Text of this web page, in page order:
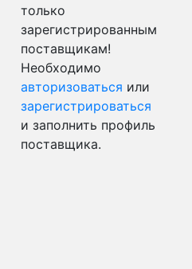
только
зарегистрированным
поставщикам!
Необходимо
авторизоваться или
зарегистрироваться
и заполнить профиль
поставщика.